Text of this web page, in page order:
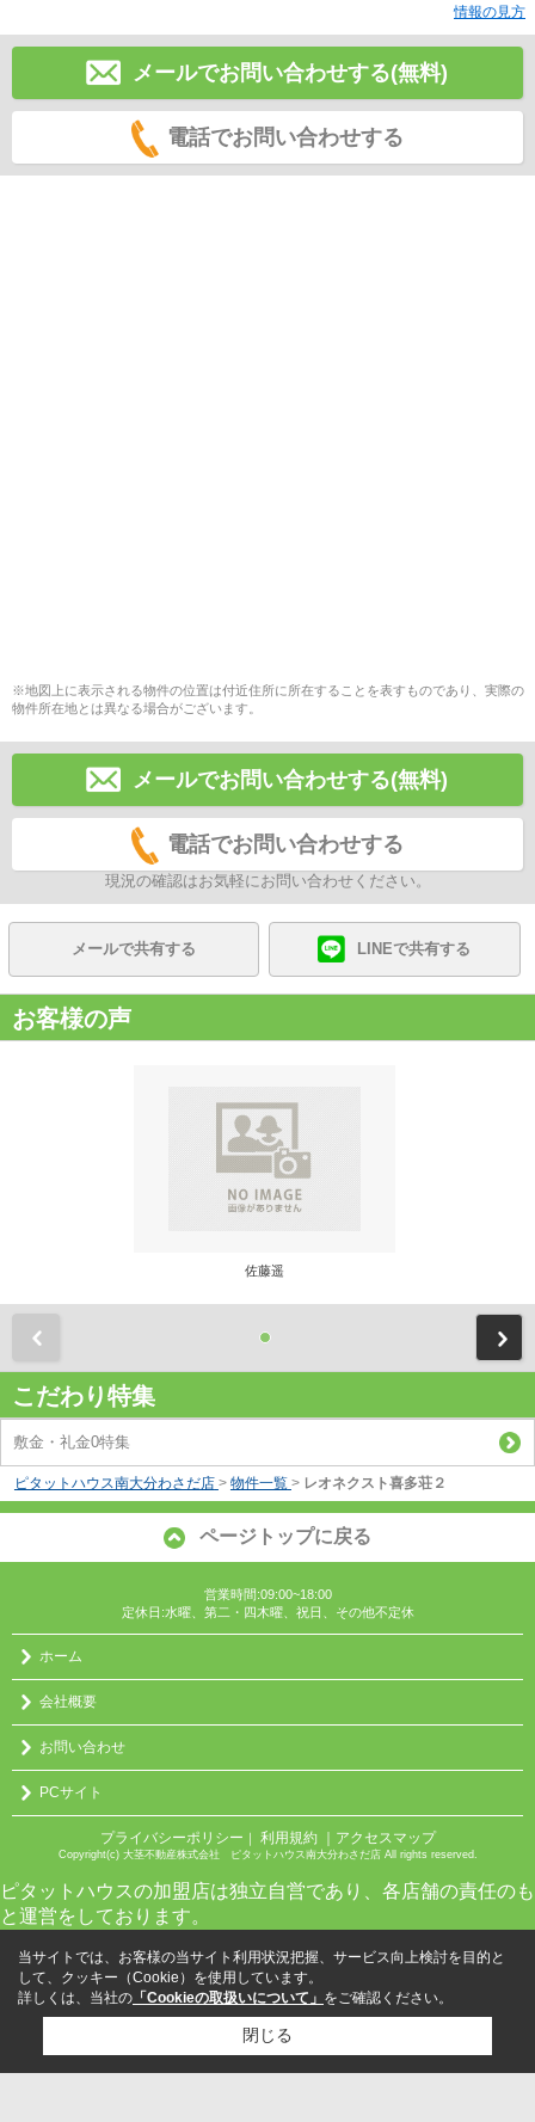
情報の見方
メールでお問い合わせする(無料)
電話でお問い合わせする
※地図上に表示される物件の位置は付近住所に所在することを表すものであり、実際の
物件所在地とは異なる場合がございます。
メールでお問い合わせする(無料)
電話でお問い合わせする
現況の確認はお気軽にお問い合わせください。
メールで共有する LINEで共有する
お客様の声
佐藤遥
こだわり特集
敷金・礼金0特集
ピタットハウス南大分わさだ店 > 物件一覧 > レオネクスト喜多荘２
ページトップに戻る
営業時間:09:00~18:00
定休日:水曜、第二・四木曜、祝日、その他不定休
ホーム
会社概要
お問い合わせ
PCサイト
プライバシーポリシー 利用規約 ｜アクセスマップ
Copyright(c) 大茎不動産株式会社 ピタットハウス南大分わさだ店 All rights reserved.
ピタットハウスの加盟店は独立自営であり、各店舗の責任のも
と運営をしております。
当サイトでは、お客様の当サイト利用状況把握、サービス向上検討を目的と
して、クッキー（Cookie）を使用しています。
詳しくは、当社の 「Cookieの取扱いについて」 をご確認ください。
閉じる